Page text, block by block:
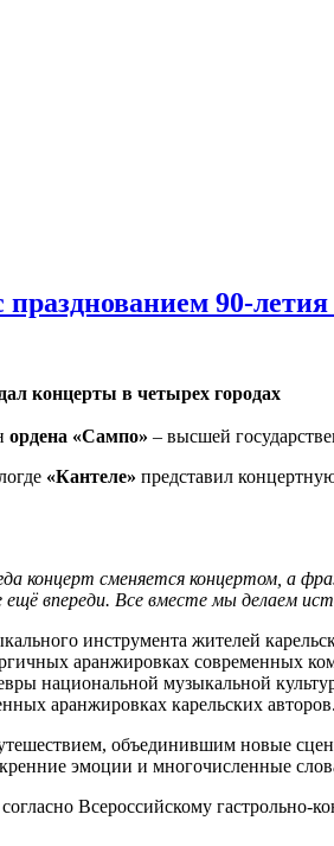
90-
концерты в четырех городах
ордена «Сампо» – высшей
«Кантеле» представил
концерт сменяется концертом, а
впереди. Все вместе мы делаем
инструмента жителей
аранжировках современных
национальной музыкальной
аранжировках карельских авторов.
объединившим новые
эмоции и многочисленные
Всероссийскому гастрольно-